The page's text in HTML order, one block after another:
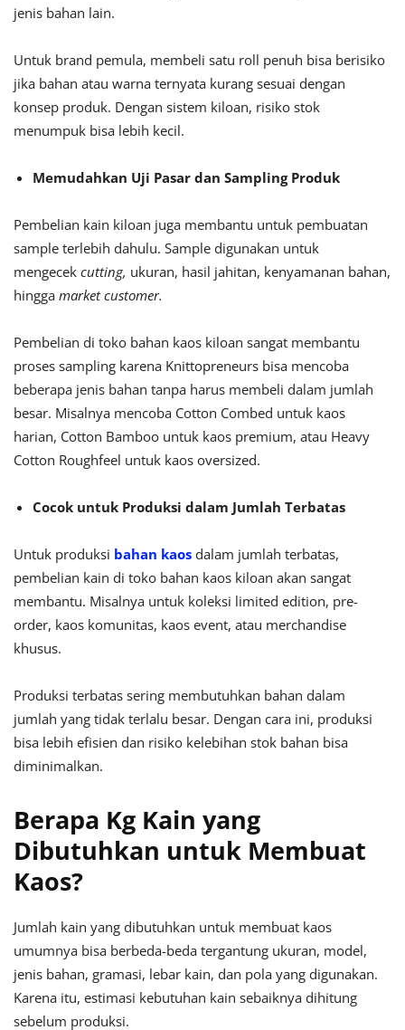
jenis bahan lain.
Untuk brand pemula, membeli satu roll penuh bisa berisiko
jika bahan atau warna ternyata kurang sesuai dengan
konsep produk. Dengan sistem kiloan, risiko stok
menumpuk bisa lebih kecil.
Memudahkan Uji Pasar dan Sampling Produk
Pembelian kain kiloan juga membantu untuk pembuatan
sample terlebih dahulu. Sample digunakan untuk
mengecek cutting, ukuran, hasil jahitan, kenyamanan bahan,
hingga market customer.
Pembelian di toko bahan kaos kiloan sangat membantu
proses sampling karena Knittopreneurs bisa mencoba
beberapa jenis bahan tanpa harus membeli dalam jumlah
besar. Misalnya mencoba Cotton Combed untuk kaos
harian, Cotton Bamboo untuk kaos premium, atau Heavy
Cotton Roughfeel untuk kaos oversized.
Cocok untuk Produksi dalam Jumlah Terbatas
Untuk produksi bahan kaos dalam jumlah terbatas,
pembelian kain di toko bahan kaos kiloan akan sangat
membantu. Misalnya untuk koleksi limited edition, pre-
order, kaos komunitas, kaos event, atau merchandise
khusus.
Produksi terbatas sering membutuhkan bahan dalam
jumlah yang tidak terlalu besar. Dengan cara ini, produksi
bisa lebih efisien dan risiko kelebihan stok bahan bisa
diminimalkan.
Berapa Kg Kain yang
Dibutuhkan untuk Membuat
Kaos?
Jumlah kain yang dibutuhkan untuk membuat kaos
umumnya bisa berbeda-beda tergantung ukuran, model,
jenis bahan, gramasi, lebar kain, dan pola yang digunakan.
Karena itu, estimasi kebutuhan kain sebaiknya dihitung
sebelum produksi.